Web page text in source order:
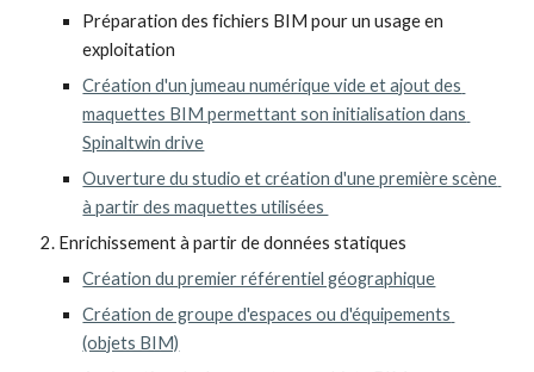
Préparation des fichiers BIM pour un usage en
exploitation
Création d'un jumeau numérique vide et ajout des
maquettes BIM permettant son initialisation dans
Spinaltwin drive
Ouverture du studio et création d'une première scène
à partir des maquettes utilisées
Enrichissement à partir de données statiques
Création du premier référentiel géographique
Création de groupe d'espaces ou d'équipements
(objets BIM)